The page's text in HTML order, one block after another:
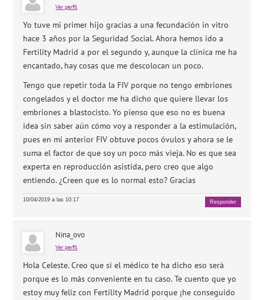
Ver perfil
Yo tuve mi primer hijo gracias a una fecundación in vitro
hace 3 años por la Seguridad Social. Ahora hemos ido a
Fertility Madrid a por el segundo y, aunque la clínica me ha
encantado, hay cosas que me descolocan un poco.
Tengo que repetir toda la FIV porque no tengo embriones
congelados y el doctor me ha dicho que quiere llevar los
embriones a blastocisto. Yo pienso que eso no es buena
idea sin saber aún cómo voy a responder a la estimulación,
pues en mi anterior FIV obtuve pocos óvulos y ahora se le
suma el factor de que soy un poco más vieja. No es que sea
experta en reproducción asistida, pero creo que algo
entiendo. ¿Creen que es lo normal esto? Gracias
10/04/2019 a las 10:17 Responder
Nina_ovo
Ver perfil
Hola Celeste. Creo que si el médico te ha dicho eso será
porque es lo más conveniente en tu caso. Te cuento que yo
estoy muy feliz con Fertility Madrid porque ¡he conseguido